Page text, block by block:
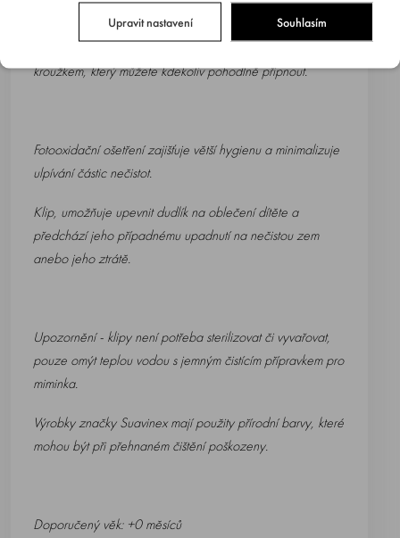
Klip se silikonovou hlavou, plochým páskem a silikonovým
kroužkem, který můžete kdekoliv pohodlně připnout.
Fotooxidační ošetření zajišťuje větší hygienu a minimalizuje
ulpívání částic nečistot.
Klip, umožňuje upevnit dudlík na oblečení dítěte a
předchází jeho případnému upadnutí na nečistou zem
anebo jeho ztrátě.
Upozornění - klipy není potřeba sterilizovat či vyvařovat,
pouze omýt teplou vodou s jemným čistícím přípravkem pro
miminka.
Výrobky značky Suavinex mají použity přírodní barvy, které
mohou být při přehnaném čištění poškozeny.
Doporučený věk: +0 měsíců
Upravit nastavení Souhlasím